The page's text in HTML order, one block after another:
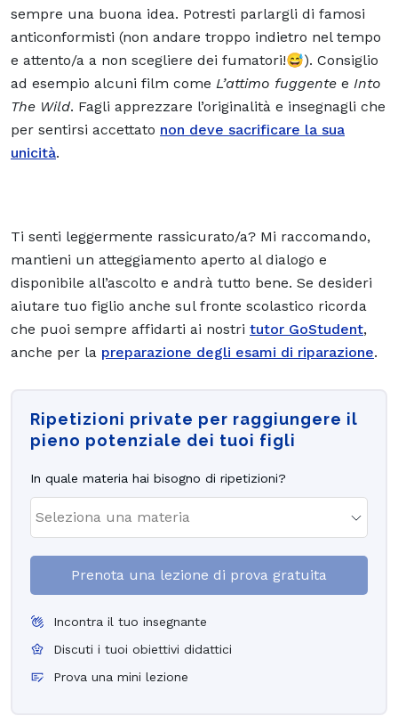
sempre una buona idea. Potresti parlargli di famosi
anticonformisti (non andare troppo indietro nel tempo
e attento/a a non scegliere dei fumatori!😅). Consiglio
ad esempio alcuni film come L’attimo fuggente e Into
The Wild. Fagli apprezzare l’originalità e insegnagli che
per sentirsi accettato non deve sacrificare la sua
unicità.
Ti senti leggermente rassicurato/a? Mi raccomando,
mantieni un atteggiamento aperto al dialogo e
disponibile all’ascolto e andrà tutto bene. Se desideri
aiutare tuo figlio anche sul fronte scolastico ricorda
che puoi sempre affidarti ai nostri tutor GoStudent,
anche per la preparazione degli esami di riparazione.
Ripetizioni private per raggiungere il
pieno potenziale dei tuoi figli
In quale materia hai bisogno di ripetizioni?
Prenota una lezione di prova gratuita
Incontra il tuo insegnante
Discuti i tuoi obiettivi didattici
Prova una mini lezione